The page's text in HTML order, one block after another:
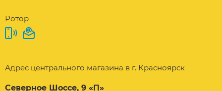
Ротор
Адрес центрального магазина в г. Красноярск
Северное Шоссе, 9 «П»